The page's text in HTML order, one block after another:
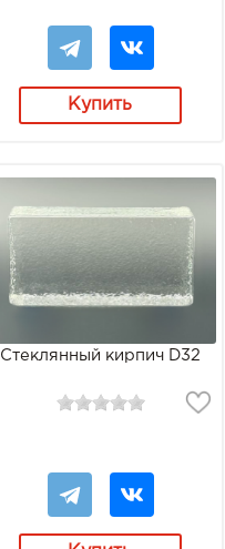
Купить
Стеклянный кирпич D32